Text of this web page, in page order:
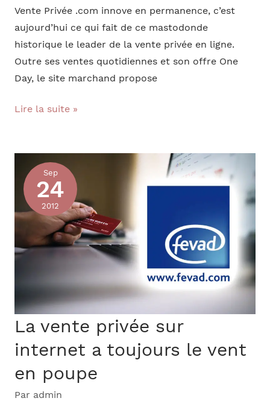
Vente Privée .com innove en permanence, c’est
aujourd’hui ce qui fait de ce mastodonde
historique le leader de la vente privée en ligne.
Outre ses ventes quotidiennes et son offre One
Day, le site marchand propose
Quand
plate
forme
musicale
Vente
Privée
Lire la suite »
Sep
24
2012
La vente privée sur
internet a toujours le vent
en poupe
Par admin